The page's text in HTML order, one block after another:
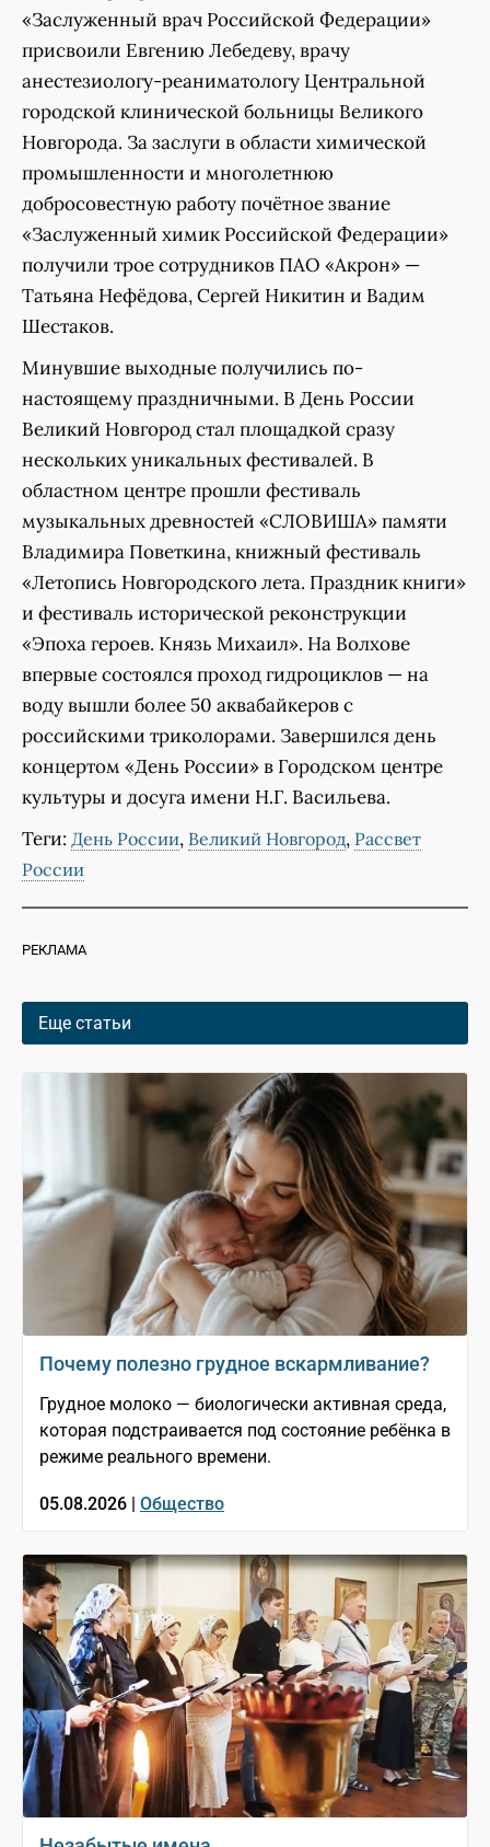
«Заслуженный врач Российской Федерации»
присвоили Евгению Лебедеву, врачу
анестезиологу-реаниматологу Центральной
городской клинической больницы Великого
Новгорода. За заслуги в области химической
промышленности и многолетнюю
добросовестную работу почётное звание
«Заслуженный химик Российской Федерации»
получили трое сотрудников ПАО «Акрон» —
Татьяна Нефёдова, Сергей Никитин и Вадим
Шестаков.
Минувшие выходные получились по-
настоящему праздничными. В День России
Великий Новгород стал площадкой сразу
нескольких уникальных фестивалей. В
областном центре прошли фестиваль
музыкальных древностей «СЛОВИША» памяти
Владимира Поветкина, книжный фестиваль
«Летопись Новгородского лета. Праздник книги»
и фестиваль исторической реконструкции
«Эпоха героев. Князь Михаил». На Волхове
впервые состоялся проход гидроциклов — на
воду вышли более 50 аквабайкеров с
российскими триколорами. Завершился день
концертом «День России» в Городском центре
культуры и досуга имени Н.Г. Васильева.
Теги: День России, Великий Новгород, Рассвет
России
РЕКЛАМА
Еще статьи
Почему полезно грудное вскармливание?
Грудное молоко — биологически активная среда,
которая подстраивается под состояние ребёнка в
режиме реального времени.
05.08.2026 | Общество